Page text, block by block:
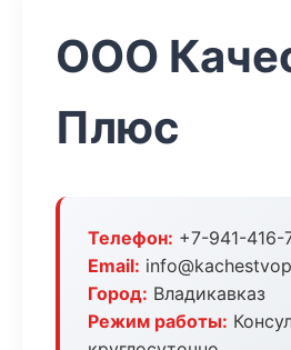
ООО
Плюс
Телефон: +7-941-416-
Email:
Город: Владикавказ
Режим работы: